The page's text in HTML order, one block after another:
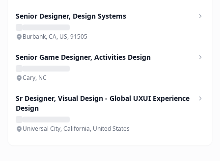
Senior Designer, Design Systems
Burbank, CA, US, 91505
Senior Game Designer, Activities Design
Cary, NC
Sr Designer, Visual Design - Global UXUI Experience
Design
Universal City, California, United States